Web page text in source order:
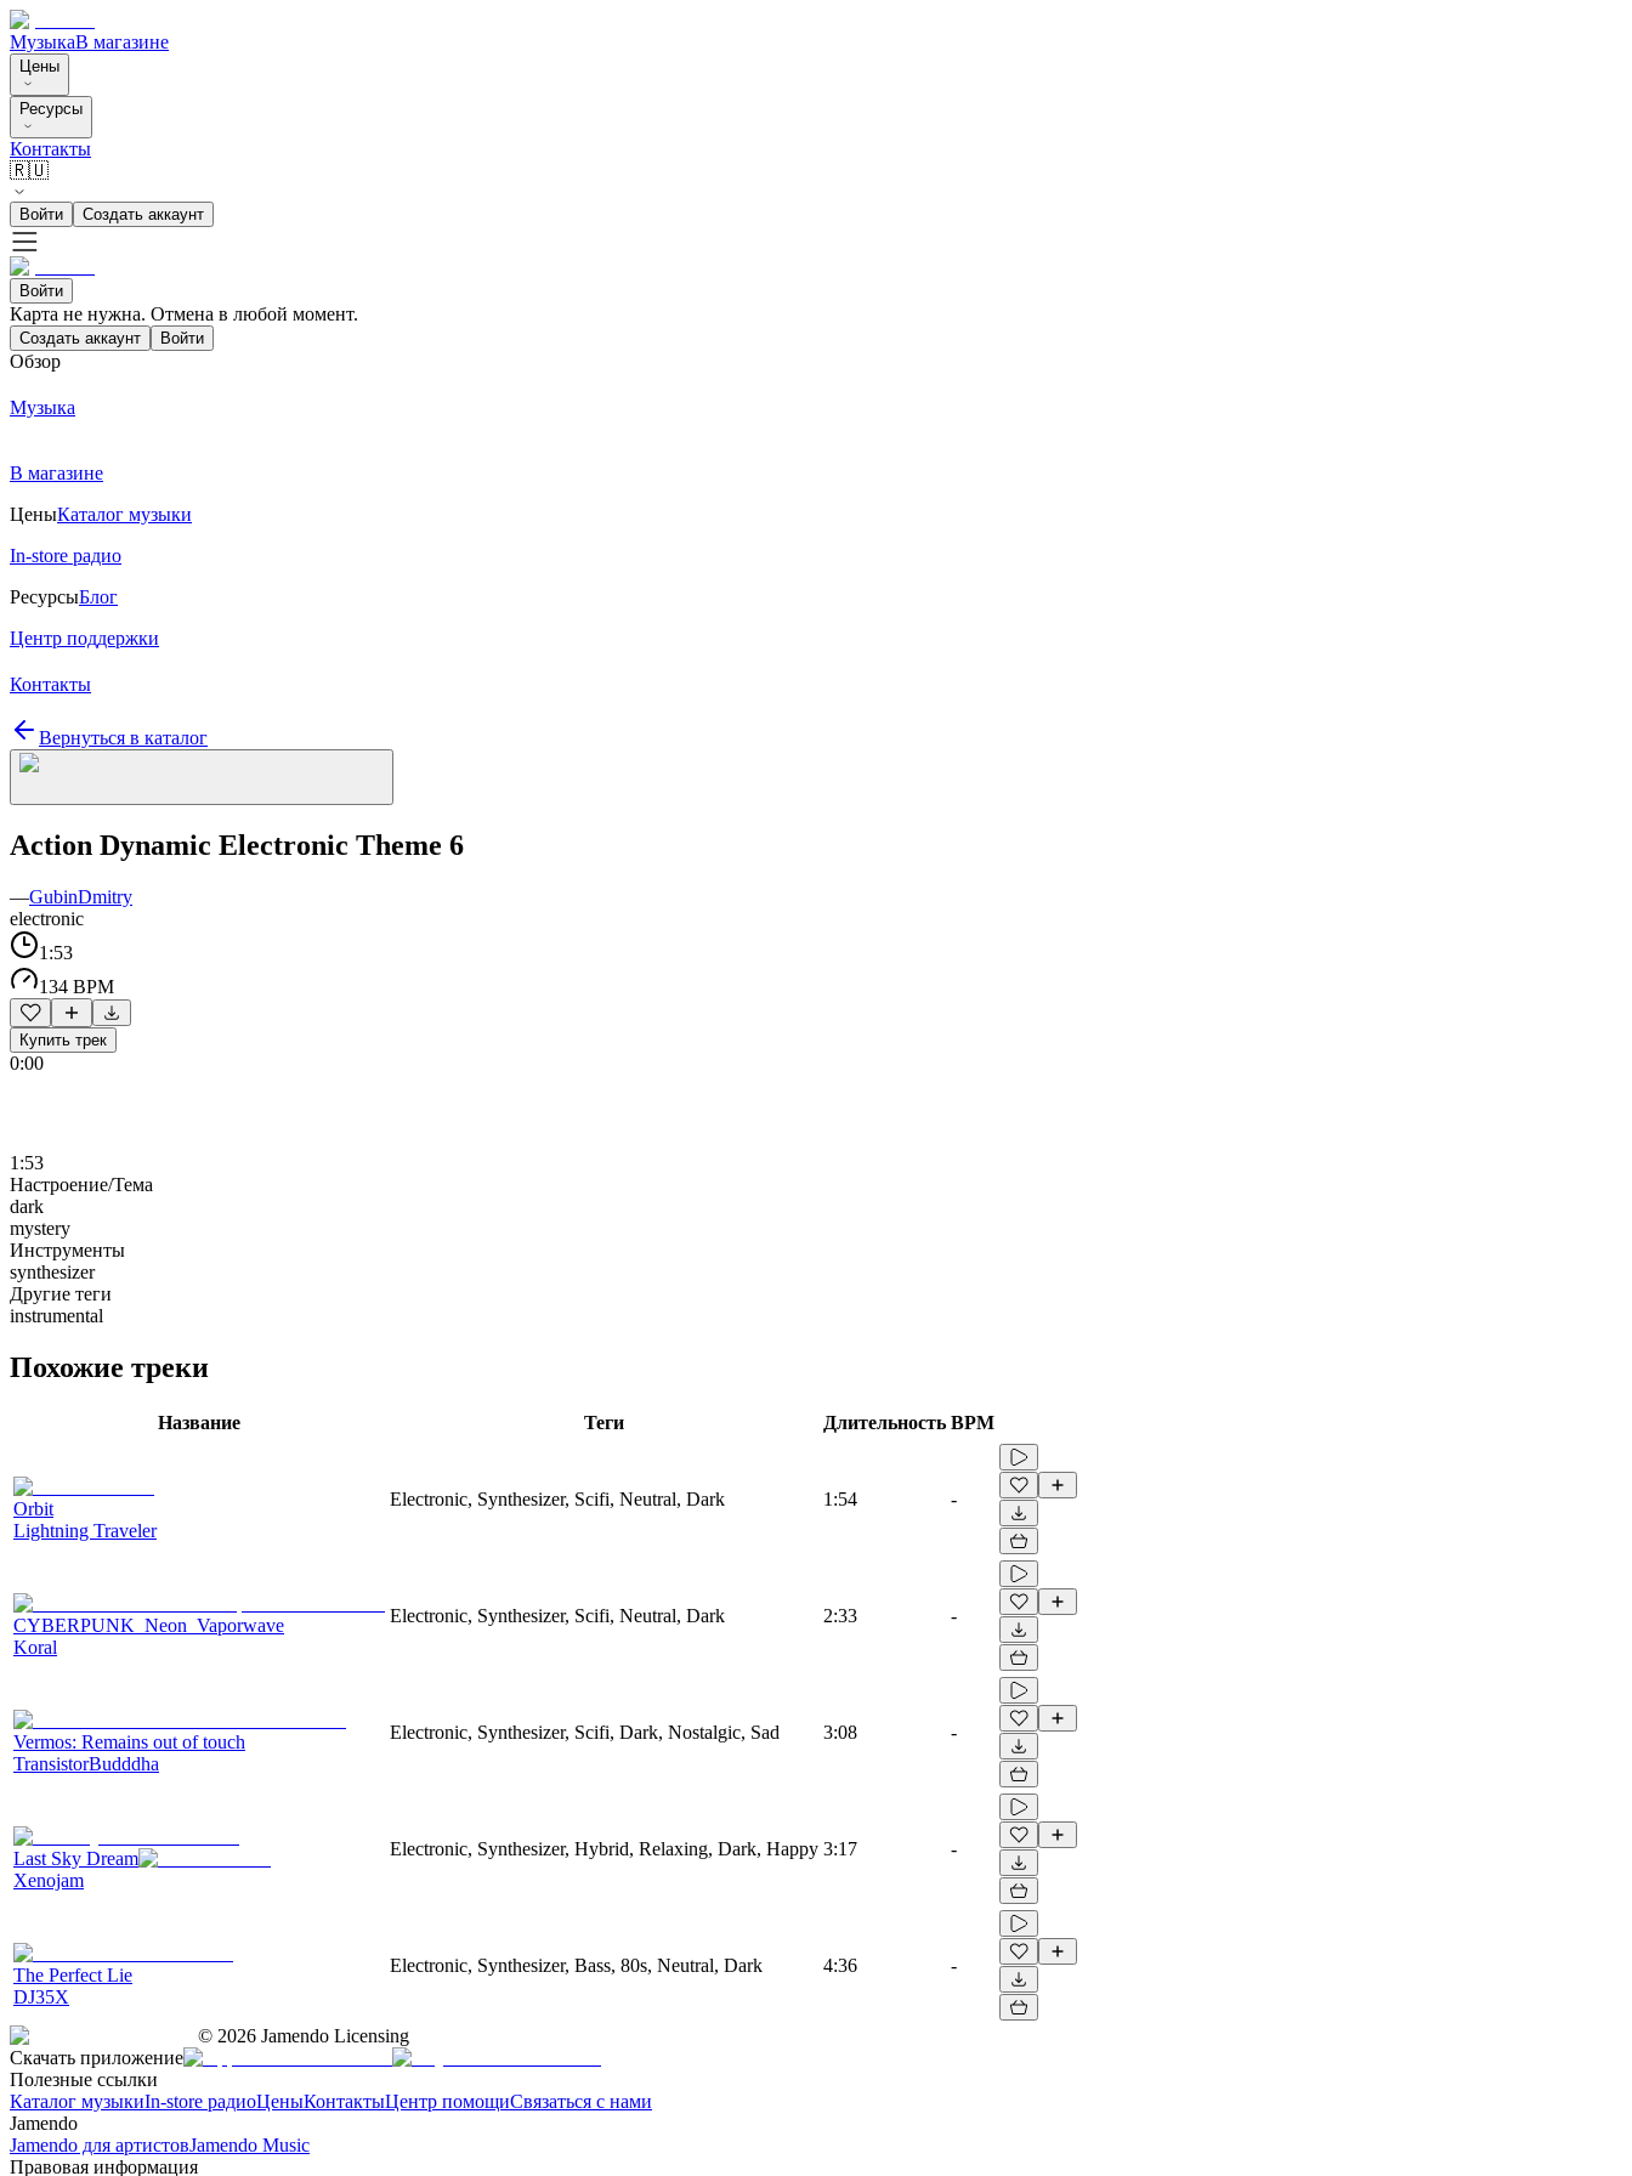
МузыкаВ магазине
Цены
Ресурсы
Контакты
🇷🇺
Войти Создать аккаунт
Войти
Карта не нужна. Отмена в любой момент.
Создать аккаунт Войти
Обзор
Музыка
В магазине
ЦеныКаталог музыки
In-store радио
РесурсыБлог
Центр поддержки
Контакты
Вернуться в каталог
Action Dynamic Electronic Theme 6
—GubinDmitry
electronic
1:53
134 BPM
Купить трек
0:00
1:53
Настроение/Тема
dark
mystery
Инструменты
synthesizer
Другие теги
instrumental
Похожие треки
Название Теги Длительность BPM
Orbit
Lightning Traveler
Electronic, Synthesizer, Scifi, Neutral, Dark 1:54 -
CYBERPUNK_Neon_Vaporwave
Koral
Electronic, Synthesizer, Scifi, Neutral, Dark 2:33 -
Vermos: Remains out of touch
TransistorBudddha
Electronic, Synthesizer, Scifi, Dark, Nostalgic, Sad 3:08 -
Last Sky Dream
Xenojam
Electronic, Synthesizer, Hybrid, Relaxing, Dark, Happy 3:17 -
The Perfect Lie
DJ35X
Electronic, Synthesizer, Bass, 80s, Neutral, Dark 4:36 -
© 2026 Jamendo Licensing
Скачать приложение
Полезные ссылки
Каталог музыкиIn-store радиоЦеныКонтактыЦентр помощиСвязаться с нами
Jamendo
Jamendo для артистовJamendo Music
Правовая информация